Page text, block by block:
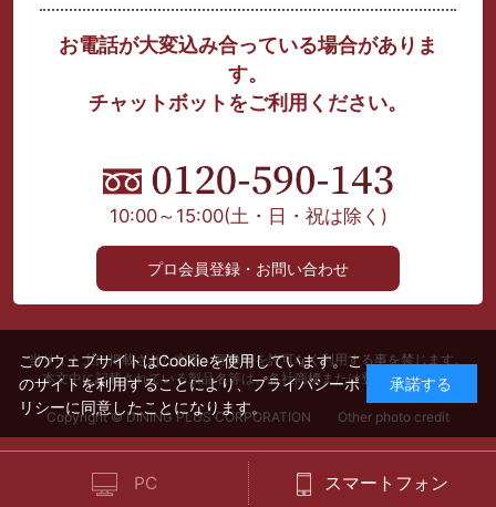
PC スマートフォン
お電話が大変込み合っている場合がありま
す。
チャットボットをご利用ください。
10:00～15:00(土・日・祝は除く)
プロ会員登録・お問い合わせ
当サイト上に掲載された文章、画像等を許可なく利用する事を禁じます。
本文中に記載されている製品名等は、各社商標または登録商標です。
Copyright © DINING PLUS CORPORATION Other photo credit
このウェブサイトはCookieを使用しています。こ
のサイトを利用することにより、プライバシーポ
リシーに同意したことになります。
承諾する